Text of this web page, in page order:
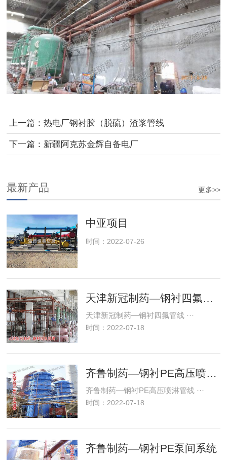
上一篇： 热电厂钢衬胶（脱硫）渣浆管线
下一篇： 新疆阿克苏金辉自备电厂
更多>>
最新产品
中亚项目
时间：2022-07-26
天津新冠制药—钢衬四氟管线
天津新冠制药—钢衬四氟管线 ···
时间：2022-07-18
齐鲁制药—钢衬PE高压喷淋管线
齐鲁制药—钢衬PE高压喷淋管线 ···
时间：2022-07-18
齐鲁制药—钢衬PE泵间系统